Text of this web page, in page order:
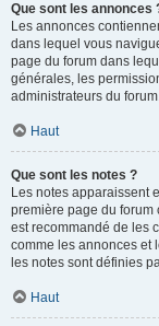
Que sont les annonces
Les annonces
dans lequel vous
page du forum dans
générales, les
administrateurs du
Haut
Que sont les notes ?
Les notes apparaissent
première page du forum
est recommandé de les
comme les annonces et
les notes sont définies
Haut